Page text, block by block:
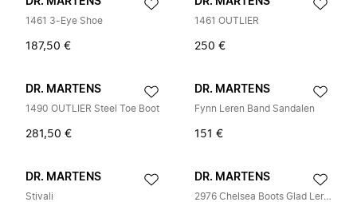
1461 3-Eye Shoe
187,50 €
1461 OUTLIER
250 €
DR. MARTENS
1490 OUTLIER Steel Toe Boot
281,50 €
DR. MARTENS
Fynn Leren Band Sandalen
151 €
DR. MARTENS
Stivali
DR. MARTENS
2976 Chelsea Boots Glad Leren